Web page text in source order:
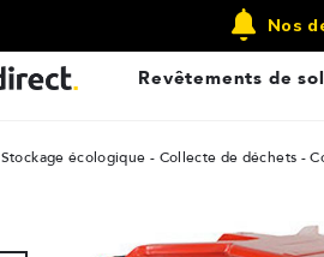
Revêtements de
Stockage écologique Collecte de déchets
Nos